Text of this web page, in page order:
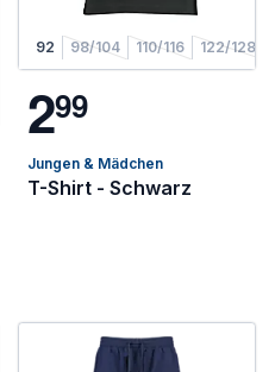
92 98/104 110/116 122/128
299
Jungen & Mädchen
T-Shirt - Schwarz